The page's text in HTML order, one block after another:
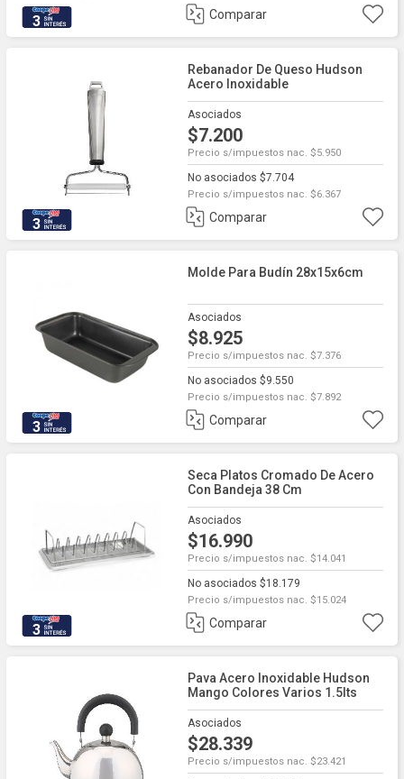
3 Comparar
3
Rebanador De Queso Hudson
Acero Inoxidable
Asociados
$7.200
Precio s/impuestos nac. $5.950
No asociados $7.704
Precio s/impuestos nac. $6.367
Comparar
3
Molde Para Budín 28x15x6cm
Asociados
$8.925
Precio s/impuestos nac. $7.376
No asociados $9.550
Precio s/impuestos nac. $7.892
Comparar
3
Seca Platos Cromado De Acero
Con Bandeja 38 Cm
Asociados
$16.990
Precio s/impuestos nac. $14.041
No asociados $18.179
Precio s/impuestos nac. $15.024
Comparar
Pava Acero Inoxidable Hudson
Mango Colores Varios 1.5lts
Asociados
$28.339
Precio s/impuestos nac. $23.421